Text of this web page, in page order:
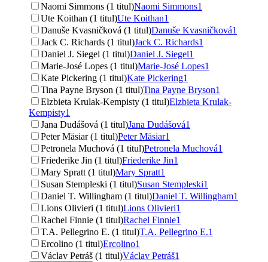
Naomi Simmons (1 titul)Naomi Simmons1
Ute Koithan (1 titul)Ute Koithan1
Danuše Kvasničková (1 titul)Danuše Kvasničková1
Jack C. Richards (1 titul)Jack C. Richards1
Daniel J. Siegel (1 titul)Daniel J. Siegel1
Marie-José Lopes (1 titul)Marie-José Lopes1
Kate Pickering (1 titul)Kate Pickering1
Tina Payne Bryson (1 titul)Tina Payne Bryson1
Elzbieta Krulak-Kempisty (1 titul)Elzbieta Krulak-
Kempisty1
Jana Dudášová (1 titul)Jana Dudášová1
Peter Mäsiar (1 titul)Peter Mäsiar1
Petronela Muchová (1 titul)Petronela Muchová1
Friederike Jin (1 titul)Friederike Jin1
Mary Spratt (1 titul)Mary Spratt1
Susan Stempleski (1 titul)Susan Stempleski1
Daniel T. Willingham (1 titul)Daniel T. Willingham1
Lions Olivieri (1 titul)Lions Olivieri1
Rachel Finnie (1 titul)Rachel Finnie1
T.A. Pellegrino E. (1 titul)T.A. Pellegrino E.1
Ercolino (1 titul)Ercolino1
Václav Petráš (1 titul)Václav Petráš1